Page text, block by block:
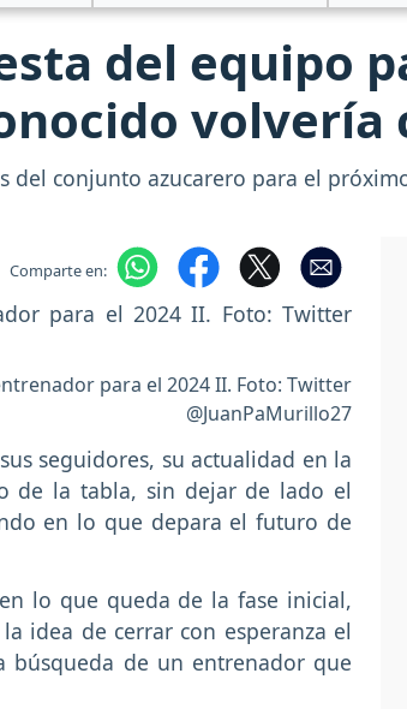
del equipo
volvería
conjunto azucarero para el
Comparte en:
para el 2024 II. Foto: Twitter
@JuanPaMurillo27
seguidores, su actualidad en la
de la tabla, sin dejar de lado el
en lo que depara el futuro de
lo que queda de la fase inicial,
idea de cerrar con esperanza el
búsqueda de un entrenador que